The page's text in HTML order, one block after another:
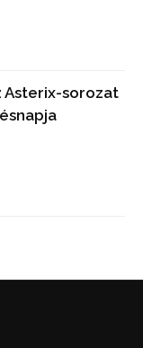
Asterix-sorozat